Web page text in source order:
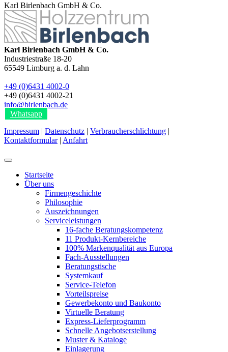
Karl Birlenbach GmbH & Co.
Karl Birlenbach GmbH & Co.
Industriestraße 18-20
65549 Limburg a. d. Lahn
+49 (0)6431 4002-0
+49 (0)6431 4002-21
info@birlenbach.de
Whatsapp
Impressum | Datenschutz | Verbraucherschlichtung |
Kontaktformular| Anfahrt
Startseite
Über uns
Firmengeschichte
Philosophie
Auszeichnungen
Serviceleistungen
16-fache Beratungskompetenz
11 Produkt-Kernbereiche
100% Markenqualität aus Europa
Fach-Ausstellungen
Beratungstische
Systemkauf
Service-Telefon
Vorteilspreise
Gewerbekonto und Baukonto
Virtuelle Beratung
Express-Lieferprogramm
Schnelle Angebotserstellung
Muster & Kataloge
Einlagerung